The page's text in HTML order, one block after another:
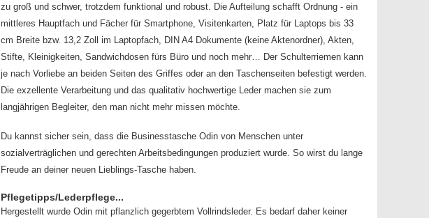
zu groß und schwer, trotzdem funktional und robust. Die Aufteilung schafft Ordnung - ein
mittleres Hauptfach und Fächer für Smartphone, Visitenkarten, Platz für Laptops bis 33
cm Breite bzw. 13,2 Zoll im Laptopfach, DIN A4 Dokumente (keine Aktenordner), Akten,
Stifte, Kleinigkeiten, Sandwichdosen fürs Büro und noch mehr… Der Schulterriemen kann
je nach Vorliebe an beiden Seiten des Griffes oder an den Taschenseiten befestigt werden.
Die exzellente Verarbeitung und das qualitativ hochwertige Leder machen sie zum
langjährigen Begleiter, den man nicht mehr missen möchte.
Du kannst sicher sein, dass die Businesstasche Odin von Menschen unter
sozialverträglichen und gerechten Arbeitsbedingungen produziert wurde. So wirst du lange
Freude an deiner neuen Lieblings-Tasche haben.
Pflegetipps/Lederpflege...
Hergestellt wurde Odin mit pflanzlich gegerbtem Vollrindsleder. Es bedarf daher keiner